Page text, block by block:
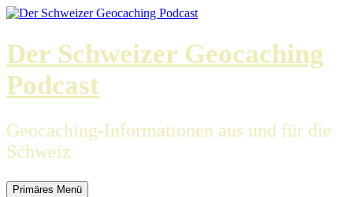
Zum
Der Schweizer Geocaching
Podcast
Geocaching-Informationen aus und für die
Schweiz
Primäres Menü